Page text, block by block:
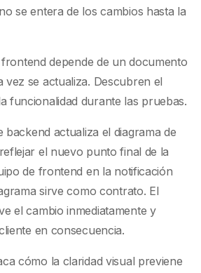
se entera de los cambios hasta la
depende de un documento
se actualiza. Descubren el
funcionalidad durante las pruebas.
backend actualiza el diagrama de
el nuevo punto final de la
de frontend en la notificación
sirve como contrato. El
el cambio inmediatamente y
en consecuencia.
cómo la claridad visual previene